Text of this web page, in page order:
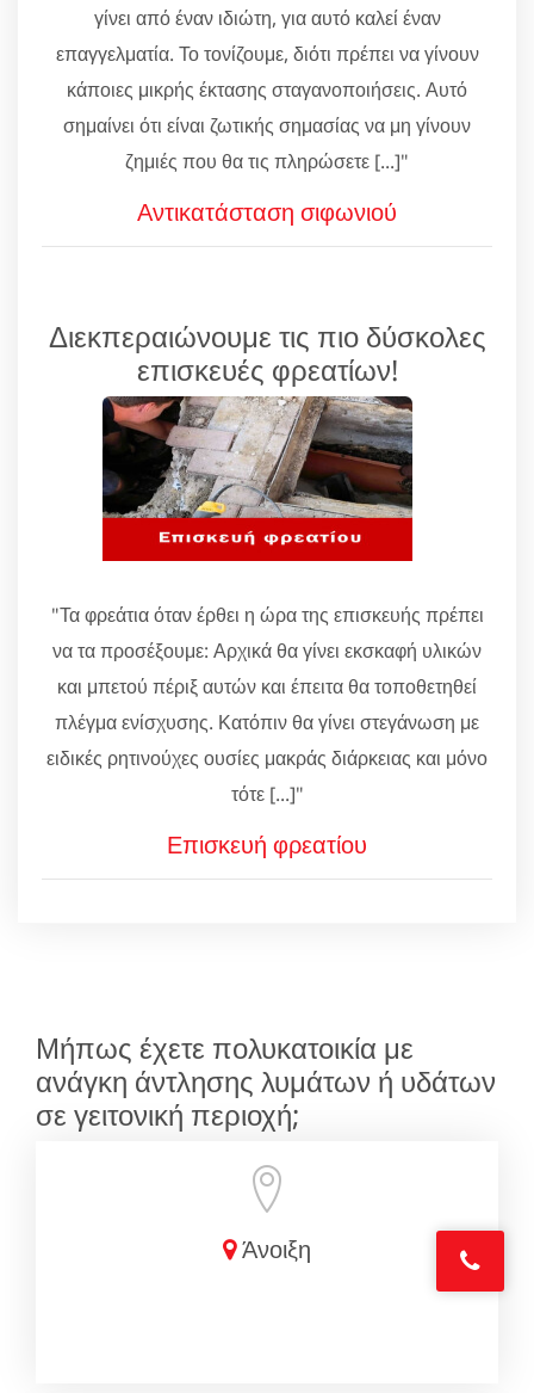
γίνει από έναν ιδιώτη, για αυτό καλεί έναν
επαγγελματία. Το τονίζουμε, διότι πρέπει να γίνουν
κάποιες μικρής έκτασης σταγανοποιήσεις. Αυτό
σημαίνει ότι είναι ζωτικής σημασίας να μη γίνουν
ζημιές που θα τις πληρώσετε [...]"
Αντικατάσταση σιφωνιού
Διεκπεραιώνουμε τις πιο δύσκολες
επισκευές φρεατίων!
"Τα φρεάτια όταν έρθει η ώρα της επισκευής πρέπει
να τα προσέξουμε: Αρχικά θα γίνει εκσκαφή υλικών
και μπετού πέριξ αυτών και έπειτα θα τοποθετηθεί
πλέγμα ενίσχυσης. Κατόπιν θα γίνει στεγάνωση με
ειδικές ρητινούχες ουσίες μακράς διάρκειας και μόνο
τότε [...]"
Επισκευή φρεατίου
Μήπως έχετε πολυκατοικία με
ανάγκη άντλησης λυμάτων ή υδάτων
σε γειτονική περιοχή;
Άνοιξη